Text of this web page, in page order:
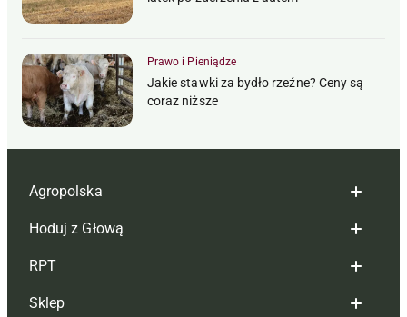
Prawo i Pieniądze
Jakie stawki za bydło rzeźne? Ceny są
coraz niższe
Agropolska
Redakcja
Reklama
Tagi
Hoduj z Głową
Hoduj z głową bydło
Hoduj z głową świnie
RPT
Redakcja
Sklep